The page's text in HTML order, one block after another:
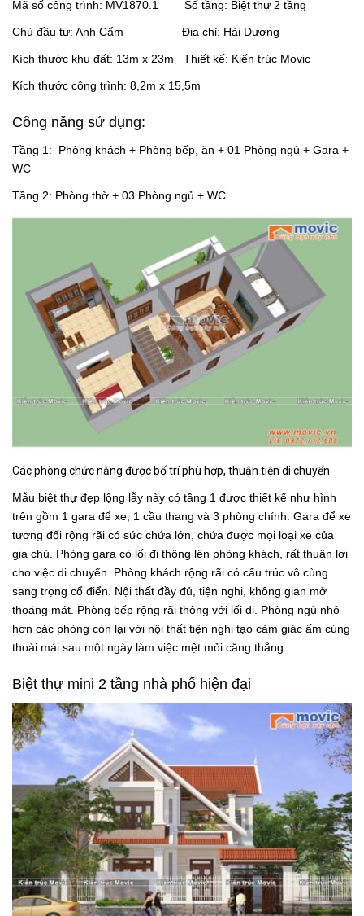
Mã số công trình: MV1870.1 Số tầng: Biệt thự 2 tầng
Chủ đầu tư: Anh Cẩm Địa chỉ: Hải Dương
Kích thước khu đất: 13m x 23m Thiết kế: Kiến trúc Movic
Kích thước công trình: 8,2m x 15,5m
Công năng sử dụng:
Tầng 1: Phòng khách + Phòng bếp, ăn + 01 Phòng ngủ + Gara +
WC
Tầng 2: Phòng thờ + 03 Phòng ngủ + WC
Các phòng chức năng được bố trí phù hợp, thuận tiện di chuyển
Mẫu biệt thự đẹp lộng lẫy này có tầng 1 được thiết kế như hình
trên gồm 1 gara để xe, 1 cầu thang và 3 phòng chính. Gara để xe
tương đối rộng rãi có sức chứa lớn, chứa được mọi loại xe của
gia chủ. Phòng gara có lối đi thông lên phòng khách, rất thuận lợi
cho việc di chuyển. Phòng khách rộng rãi có cấu trúc vô cùng
sang trọng cổ điển. Nội thất đầy đủ, tiện nghi, không gian mở
thoáng mát. Phòng bếp rộng rãi thông với lối đi. Phòng ngủ nhỏ
hơn các phòng còn lại với nội thất tiện nghi tạo cảm giác ấm cúng
thoải mái sau một ngày làm việc mệt mỏi căng thẳng.
Biệt thự mini 2 tầng nhà phố hiện đại